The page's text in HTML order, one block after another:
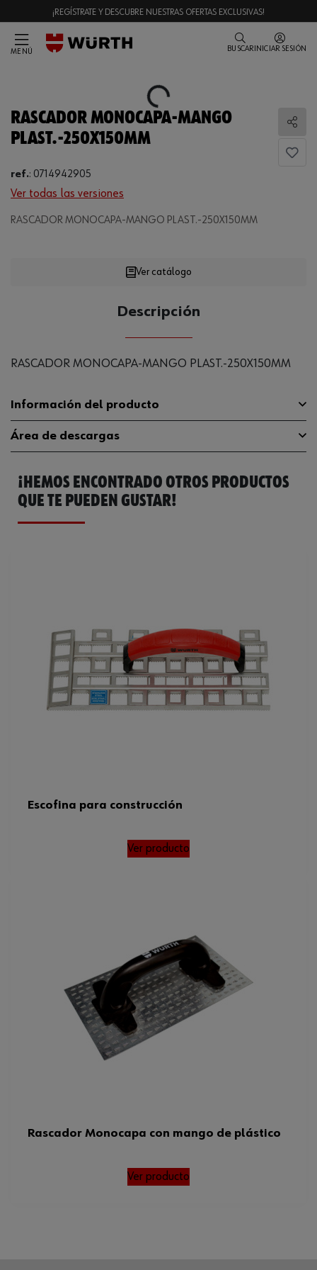
¡REGÍSTRATE Y DESCUBRE NUESTRAS OFERTAS EXCLUSIVAS!
MENÚ BUSCAR INICIAR SESIÓN
Loading...
RASCADOR MONOCAPA-MANGO
PLAST.-250X150MM
ref.: 0714942905
Ver todas las versiones
RASCADOR MONOCAPA-MANGO PLAST.-250X150MM
Ver catálogo
Descripción
RASCADOR MONOCAPA-MANGO PLAST.-250X150MM
Información del producto
Material Acero C
Longitud 150 mm
Anchura
Área de descargas
Catálogo General 0714942905
¡HEMOS ENCONTRADO OTROS PRODUCTOS
QUE TE PUEDEN GUSTAR!
Escofina para construcción
Ver producto
Rascador Monocapa con mango de plástico
Ver producto